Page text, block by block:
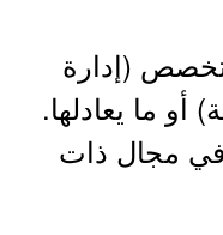
(إدارة
أو ما يعادلها.
مجال ذات